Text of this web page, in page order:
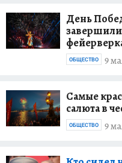
День
9
ОБЩЕСТВО
Самые
салюта в
9
ОБЩЕСТВО